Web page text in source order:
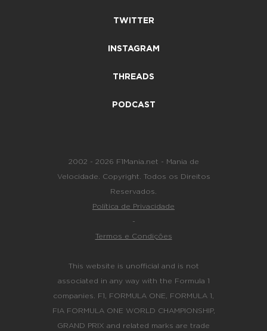
TWITTER
INSTAGRAM
THREADS
PODCAST
2002 - 2026 F1Mania.net - Mania de
Velocidade. Copyright. Todos os Direitos
Reservados.
Política de Privacidade
-
Termos e Condições
This website is unofficial and is not
associated in any way with the Formula 1
companies. F1, FORMULA ONE, FORMULA 1,
FIA FORMULA ONE WORLD CHAMPIONSHIP,
GRAND PRIX and related marks are trade